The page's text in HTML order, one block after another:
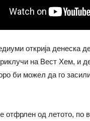
открија денеска
на Вест Хем, и
би можел да го
отфрлен од летото, по